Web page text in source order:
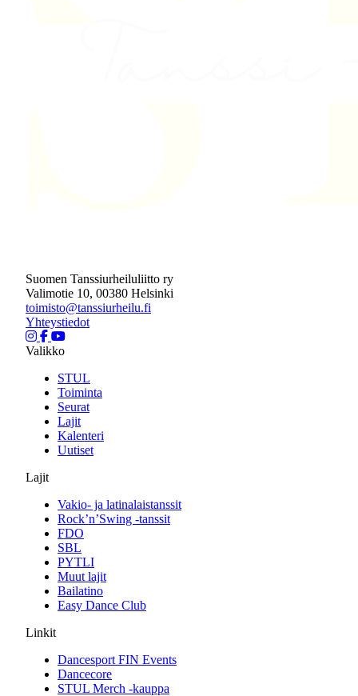
Suomen Tanssiurheiluliitto ry
Valimotie 10, 00380 Helsinki
toimisto@tanssiurheilu.fi
Yhteystiedot
Valikko
STUL
Toiminta
Seurat
Lajit
Kalenteri
Uutiset
Lajit
Vakio- ja latinalaistanssit
Rock’n’Swing -tanssit
FDO
SBL
PYTLI
Muut lajit
Bailatino
Easy Dance Club
Linkit
Dancesport FIN Events
Dancecore
STUL Merch -kauppa